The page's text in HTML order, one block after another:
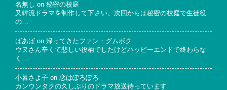
名無し on 秘密の校庭
又韓流ドラマを制作して下さい。次回からは秘密の校庭で生徒役
の…
ばあば on 帰ってきたファン・グムボク
ウヌさん辛くて悲しい役柄でしたけどハッピーエンドで終わらな
く…
小暮さよ子 on 恋はぽろぽろ
カンウンタクの久しぶりのドラマ放送待っています